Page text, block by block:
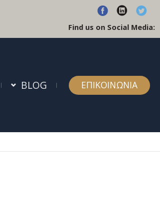
Find us on Social Media:
BLOG ΕΠΙΚΟΙΝΩΝΙΑ